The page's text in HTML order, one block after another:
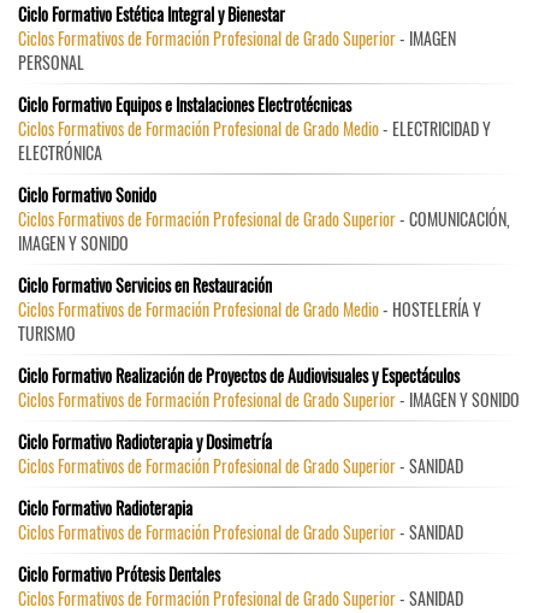
Ciclo Formativo Estética Integral y Bienestar
Ciclos Formativos de Formación Profesional de Grado Superior- IMAGEN
PERSONAL
Ciclo Formativo Equipos e Instalaciones Electrotécnicas
Ciclos Formativos de Formación Profesional de Grado Medio- ELECTRICIDAD Y
ELECTRÓNICA
Ciclo Formativo Sonido
Ciclos Formativos de Formación Profesional de Grado Superior- COMUNICACIÓN,
IMAGEN Y SONIDO
Ciclo Formativo Servicios en Restauración
Ciclos Formativos de Formación Profesional de Grado Medio- HOSTELERÍA Y
TURISMO
Ciclo Formativo Realización de Proyectos de Audiovisuales y Espectáculos
Ciclos Formativos de Formación Profesional de Grado Superior- IMAGEN Y SONIDO
Ciclo Formativo Radioterapia y Dosimetría
Ciclos Formativos de Formación Profesional de Grado Superior- SANIDAD
Ciclo Formativo Radioterapia
Ciclos Formativos de Formación Profesional de Grado Superior- SANIDAD
Ciclo Formativo Prótesis Dentales
Ciclos Formativos de Formación Profesional de Grado Superior- SANIDAD